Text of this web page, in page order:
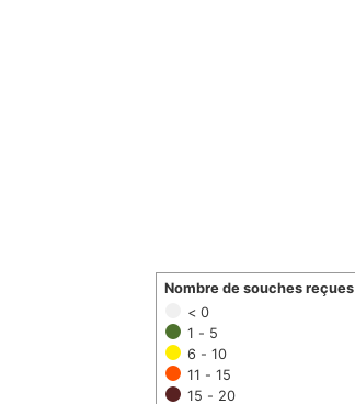
< 0
1 - 5
6 - 10
11 - 15
15 - 20
Nombre de souches reçues